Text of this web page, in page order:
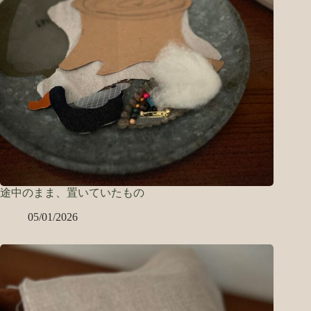
途中のまま、置いていたもの
05/01/2026